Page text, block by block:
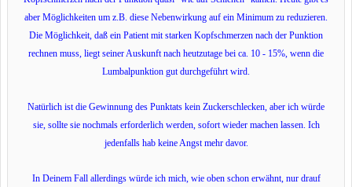
aber Möglichkeiten um z.B. diese Nebenwirkung auf ein Minimum zu reduzieren.
Die Möglichkeit, daß ein Patient mit starken Kopfschmerzen nach der Punktion
rechnen muss, liegt seiner Auskunft nach heutzutage bei ca. 10 - 15%, wenn die
Lumbalpunktion gut durchgeführt wird.
Natürlich ist die Gewinnung des Punktats kein Zuckerschlecken, aber ich würde
sie, sollte sie nochmals erforderlich werden, sofort wieder machen lassen. Ich
jedenfalls hab keine Angst mehr davor.
In Deinem Fall allerdings würde ich mich, wie oben schon erwähnt, nur drauf